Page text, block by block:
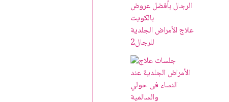
علاج الأمراض الجلدية
للرجال2